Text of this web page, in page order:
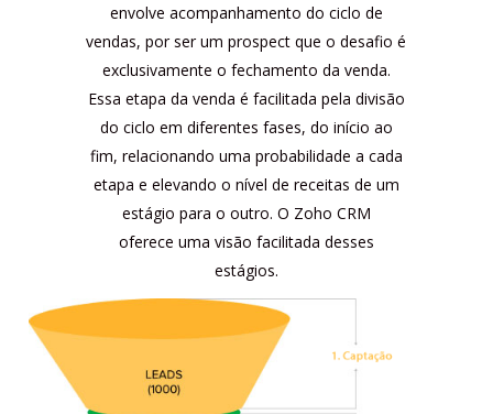
envolve acompanhamento do ciclo de
vendas, por ser um prospect que o desafio é
exclusivamente o fechamento da venda.
Essa etapa da venda é facilitada pela divisão
do ciclo em diferentes fases, do início ao
fim, relacionando uma probabilidade a cada
etapa e elevando o nível de receitas de um
estágio para o outro. O Zoho CRM
oferece uma visão facilitada desses
estágios.